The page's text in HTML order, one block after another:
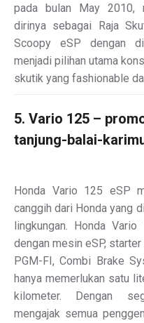
pada bulan May 2010,
dirinya sebagai Raja
Scoopy eSP dengan
menjadi pilihan utama
skutik yang fashionable
5. Vario 125 –
tanjung-balai-
Honda Vario 125 eSP
canggih dari Honda yang
lingkungan. Honda
dengan mesin eSP, starter
PGM-FI, Combi Brake
hanya memerlukan satu
kilometer. Dengan
mengajak semua